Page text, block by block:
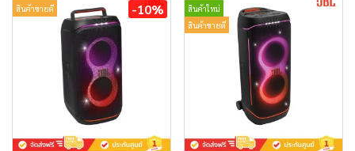
สินค้าขายดี -10%
สินค้าใหม่
สินค้าขายดี